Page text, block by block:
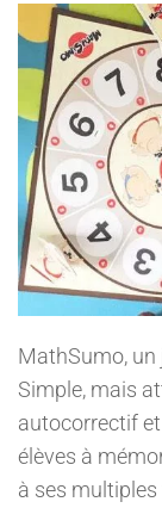
MathSumo, un
Simple, mais
autocorrectif
élèves à
à ses